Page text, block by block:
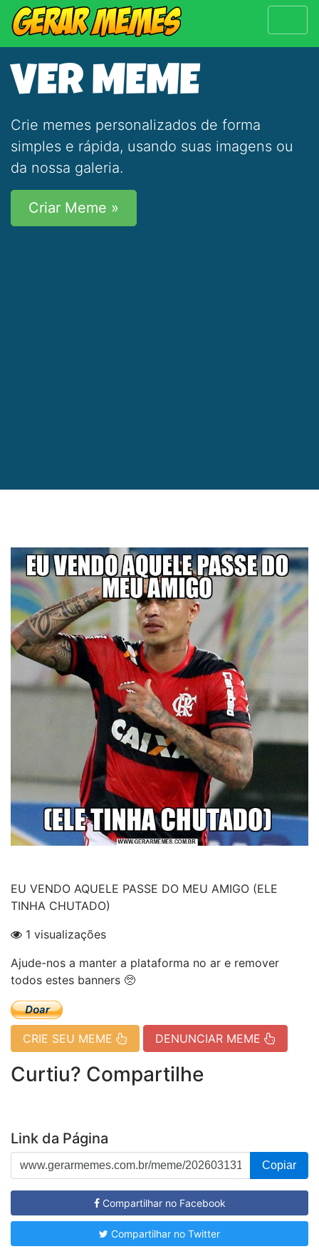
VER MEME
Crie memes personalizados de forma
simples e rápida, usando suas imagens ou
da nossa galeria.
Criar Meme »
EU VENDO AQUELE PASSE DO MEU AMIGO (ELE
TINHA CHUTADO)
1 visualizações
Ajude-nos a manter a plataforma no ar e remover
todos estes banners 🥺
CRIE SEU MEME DENUNCIAR MEME
Curtiu? Compartilhe
Link da Página
Copiar
Compartilhar no Facebook
Compartilhar no Twitter